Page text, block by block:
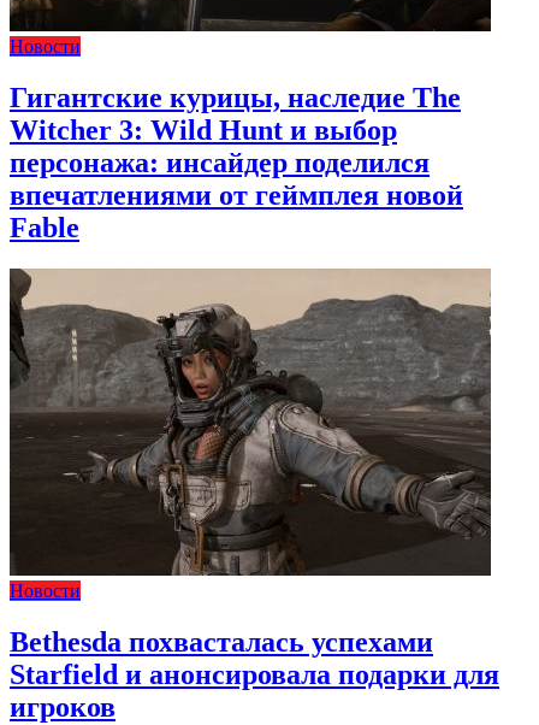
Новости
Гигантские курицы, наследие The
Witcher 3: Wild Hunt и выбор
персонажа: инсайдер поделился
впечатлениями от геймплея новой
Fable
Новости
Bethesda похвасталась успехами
Starfield и анонсировала подарки для
игроков